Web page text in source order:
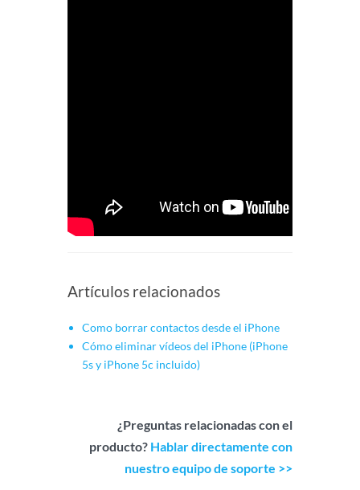
Artículos relacionados
Como borrar contactos desde el iPhone
Cómo eliminar vídeos del iPhone (iPhone
5s y iPhone 5c incluido)
¿Preguntas relacionadas con el
producto? Hablar directamente con
nuestro equipo de soporte >>